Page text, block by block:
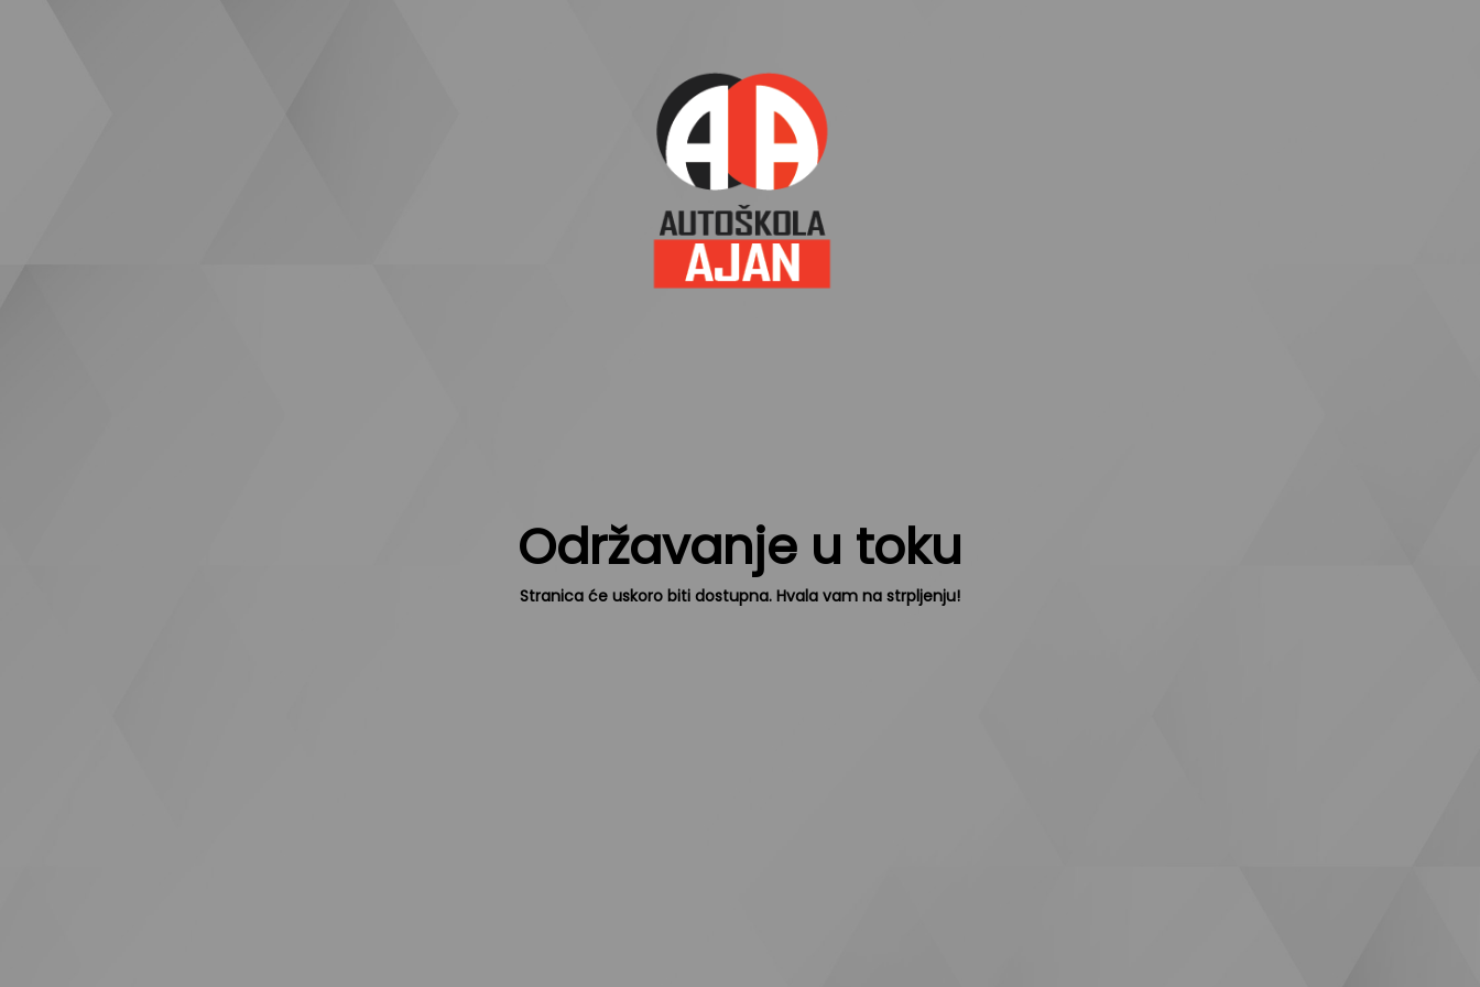
Održavanje u toku
Stranica će uskoro biti dostupna. Hvala vam na strpljenju!